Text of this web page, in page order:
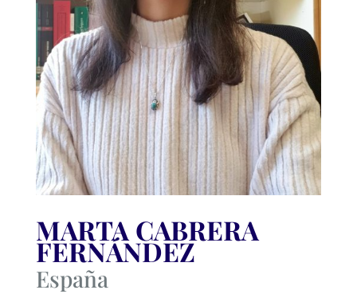
MARTA CABRERA
FERNÁNDEZ
España